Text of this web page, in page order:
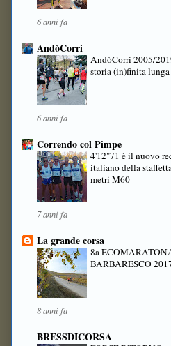
6 anni fa
AndòCorri
AndòCorri 2005/
storia (in)finita lunga
6 anni fa
Correndo col Pimpe
4'12"71 è il nuovo
italiano della
metri M60
7 anni fa
La grande corsa
8a
BARBARESCO
8 anni fa
BRESSDICORSA